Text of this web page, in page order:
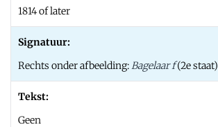
1814 of later
Signatuur:
Rechts onder afbeelding:Bagelaar f(2e staat)
Tekst:
Geen